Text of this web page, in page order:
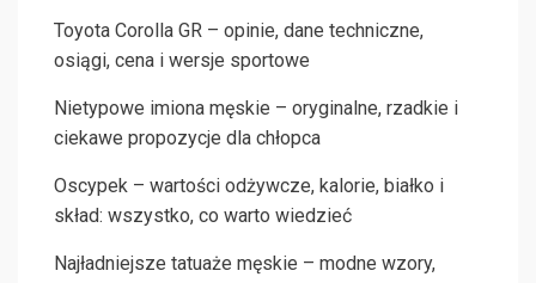
Toyota Corolla GR – opinie, dane techniczne,
osiągi, cena i wersje sportowe
Nietypowe imiona męskie – oryginalne, rzadkie i
ciekawe propozycje dla chłopca
Oscypek – wartości odżywcze, kalorie, białko i
skład: wszystko, co warto wiedzieć
Najładniejsze tatuaże męskie – modne wzory,